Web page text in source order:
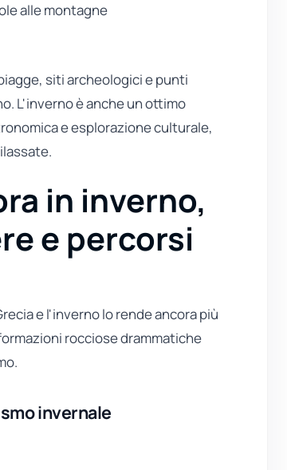
alle montagne
siti archeologici e punti
L'inverno è anche un ottimo
e esplorazione culturale,
in inverno,
e percorsi
e l'inverno lo rende ancora più
rocciose drammatiche
invernale